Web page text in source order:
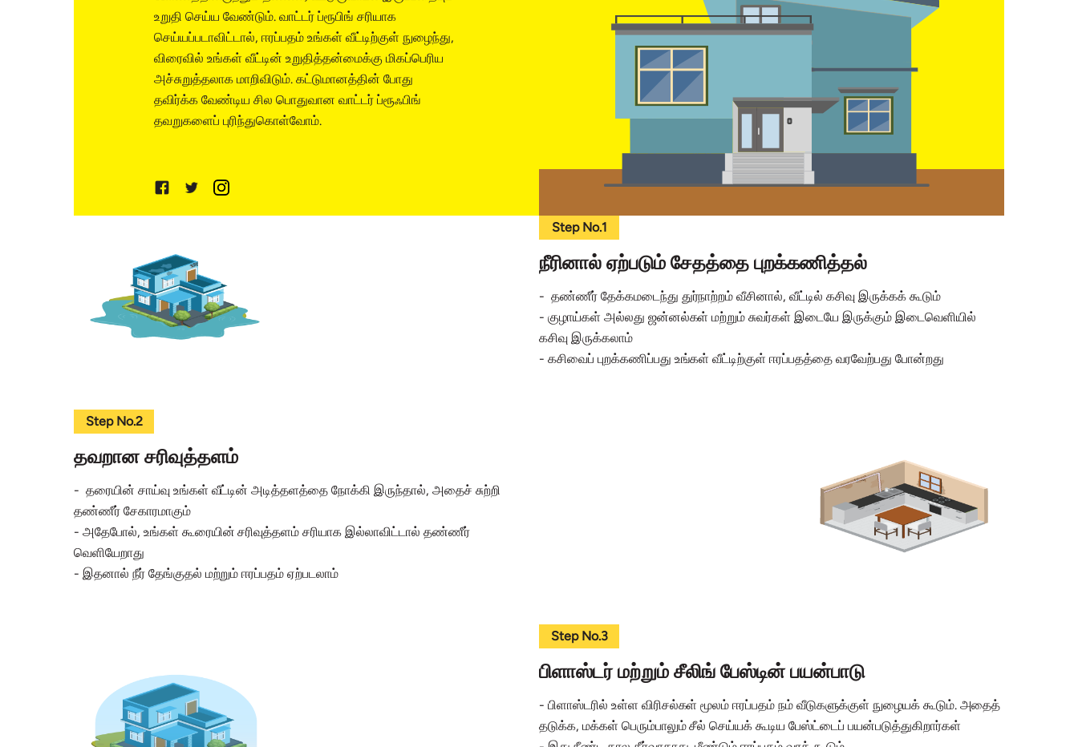
உறுதி செய்ய வேண்டும். வாட்டர் ப்ரூபிங் சரியாக
செய்யப்படாவிட்டால், ஈரப்பதம் உங்கள் வீட்டிற்குள் நுழைந்து,
விரைவில் உங்கள் வீட்டின் உறுதித்தன்மைக்கு மிகப்பெரிய
அச்சுறுத்தலாக மாறிவிடும். கட்டுமானத்தின் போது
தவிர்க்க வேண்டிய சில பொதுவான வாட்டர் ப்ரூஃபிங்
தவறுகளைப் புரிந்துகொள்வோம்.
Step No.1
நீரினால் ஏற்படும் சேதத்தை புறக்கணித்தல்
- தண்ணீர் தேக்கமடைந்து துர்நாற்றம் வீசினால், வீட்டில் கசிவு இருக்கக் கூடும்
- குழாய்கள் அல்லது ஜன்னல்கள் மற்றும் சுவர்கள் இடையே இருக்கும் இடைவெளியில்
கசிவு இருக்கலாம்
- கசிவைப் புறக்கணிப்பது உங்கள் வீட்டிற்குள் ஈரப்பதத்தை வரவேற்பது போன்றது
Step No.2
தவறான சரிவுத்தளம்
- தரையின் சாய்வு உங்கள் வீட்டின் அடித்தளத்தை நோக்கி இருந்தால், அதைச் சுற்றி
தண்ணீர் சேகாரமாகும்
- அதேபோல், உங்கள் கூரையின் சரிவுத்தளம் சரியாக இல்லாவிட்டால் தண்ணீர்
வெளியேறாது
- இதனால் நீர் தேங்குதல் மற்றும் ஈரப்பதம் ஏற்படலாம்
Step No.3
பிளாஸ்டர் மற்றும் சீலிங் பேஸ்டின் பயன்பாடு
- பிளாஸ்டரில் உள்ள விரிசல்கள் மூலம் ஈரப்பதம் நம் வீடுகளுக்குள் நுழையக் கூடும். அதைத்
தடுக்க, மக்கள் பெரும்பாலும் சீல் செய்யக் கூடிய பேஸ்ட்டைப் பயன்படுத்துகிறார்கள்